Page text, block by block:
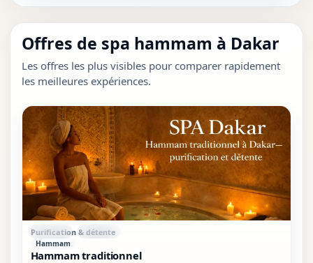
Offres de spa hammam à Dakar
Les offres les plus visibles pour comparer rapidement
les meilleures expériences.
PREMIUM SUR PLACE
Hammam traditionnel
Purification & détente
Hammam